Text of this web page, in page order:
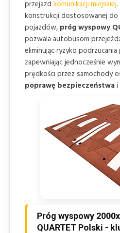
przejazd komunikacji miejskiej
konstrukcji dostosowanej do
pojazdów, próg wyspowy
pozwala autobusom
eliminując ryzyko
zapewniając jednocześnie
prędkości przez samochody
poprawę bezpieczeństwai
Próg wyspowy
QUARTET Polski -